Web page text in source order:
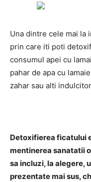
Una dintre cele mai la
prin care iti poti
consumul apei cu
pahar de apa cu
zahar sau alti
Detoxifierea ficatului
mentinerea sanatatii
sa incluzi, la alegere,
prezentate mai sus,